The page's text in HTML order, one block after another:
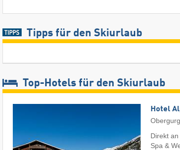
Tipps für den Skiurlaub
Top-Hotels für den Skiurlaub
Hotel
Direkt an
Spa &